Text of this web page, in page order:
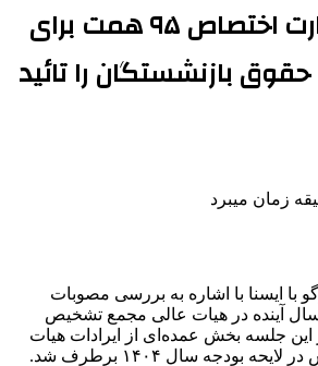
هیات عالی نظارت اختصاص ۹۵ همت برای
بازنشستگان را تائید
ایسنا با اشاره به بررسی مصوبات
آینده در هیات عالی مجمع تشخیص
جلسه بخش عمده‌ای از ایرادات هیات
بودجه سال ۱۴۰۴ برطرف شد.